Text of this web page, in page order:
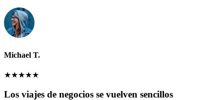
Michael T.
★★★★★
Los viajes de negocios se vuelven sencillos